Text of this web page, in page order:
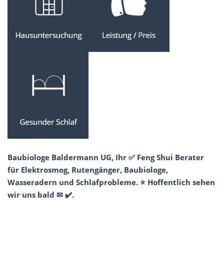
Baubiologe Baldermann UG, Ihr ✅ Feng Shui Berater
für Elektrosmog, Rutengänger, Baubiologe,
Wasseradern und Schlafprobleme. ⭐ Hoffentlich sehen
wir uns bald ✉ ✔️.